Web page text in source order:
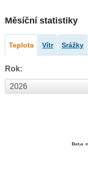
Měsíční statistiky
Teplota Vítr Srážky
Rok: